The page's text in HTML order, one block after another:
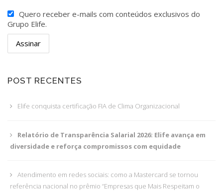
Quero receber e-mails com conteúdos exclusivos do
Grupo Elife.
POST RECENTES
Elife conquista certificação FIA de Clima Organizacional
Relatório de Transparência Salarial 2026: Elife avança em
diversidade e reforça compromissos com equidade
Atendimento em redes sociais: como a Mastercard se tornou
referência nacional no prêmio “Empresas que Mais Respeitam o